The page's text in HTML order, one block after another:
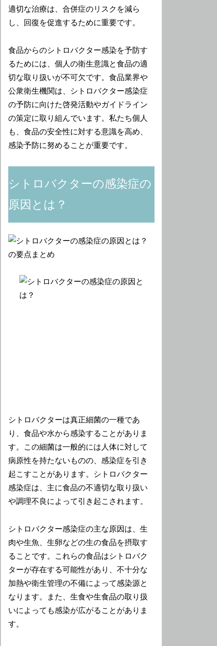
適切な治療は、合併症のリスクを減ら
し、回復を促進するために重要です。
食品からのシトロバクター感染を予防す
るためには、個人の衛生意識と食品の適
切な取り扱いが不可欠です。食品業界や
公衆衛生機関は、シトロバクター感染症
の予防に向けた啓発活動やガイドライン
の策定に取り組んでいます。私たち個人
も、食品の安全性に対する意識を高め、
感染予防に努めることが重要です。
シトロバクターの感染症の
原因とは？
シトロバクターは真正細菌の一種であ
り、食品や水から感染することがありま
す。この細菌は一般的には人体に対して
病原性を持たないものの、感染症を引き
起こすことがあります。シトロバクター
感染症は、主に食品の不適切な取り扱い
や調理不良によって引き起こされます。
シトロバクター感染症の主な原因は、生
肉や生魚、生卵などの生の食品を摂取す
ることです。これらの食品はシトロバク
ターが存在する可能性があり、不十分な
加熱や衛生管理の不備によって感染源と
なります。また、生食や生食品の取り扱
いによっても感染が広がることがありま
す。